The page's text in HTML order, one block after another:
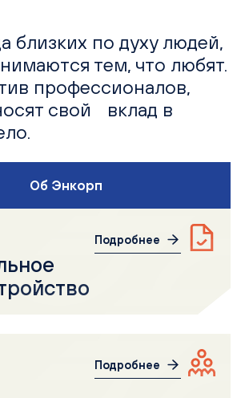
близких по духу людей,
тем, что любят.
профессионалов,
свой вклад в
Об Энкорп
Подробнее
Подробнее